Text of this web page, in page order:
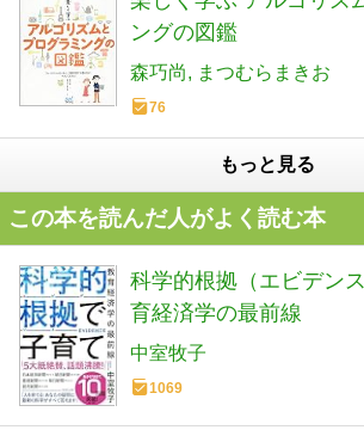
ングの図鑑
森巧尚 まつむらまきお
76
もっと見る
この本を読んだ人がよく読む本
科学的根拠（エビデン
育経済学の最前線
中室牧子
1069